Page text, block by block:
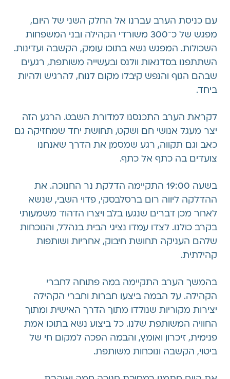
עם כניסת הערב עברנו אל החלק השני של היום,
מפגש של כ־300 משורדי הקהילה ובני המשפחות
השכולות. המפגש נשא בתוכו עומק, הקשבה ועדינות.
השתתפנו בסדנאות וולנס ובעשייה משותפת, רגעים
שבהם הגוף והנפש קיבלו מקום לנוח, להרגיש ולהיות
ביחד.
לקראת הערב התכנסנו למדורת השבט. הרגע הזה
יצר מעגל אנושי חם ושקט, תחושת יחד שמחזיקה גם
כאב וגם תקווה, רגע שמסמן את הדרך שאנחנו
צועדים בה כתף אל כתף.
בשעה 19:00 התקיימה הדלקת נר החנוכה. את
ההדלקה ליווה רום ברסלבסקי, פדוי השבי, שנשא
לאחר מכן דברים שנגעו בלב ויצרו הדהוד משמעותי
בקרב כולנו. לצדו עמדו נציגי הבית בנהלל, והנוכחות
שלהם העניקה תחושת חיבוק, אחריות ושותפות
קהילתית.
בהמשך הערב התקיימה במה פתוחה לחברי
הקהילה. על הבמה ביצעו חברות וחברי הקהילה
יצירות מקוריות שנולדו מתוך הדרך האישית ומתוך
החוויה המשותפת שלנו. כל ביצוע נשא בתוכו אמת
פנימית, זיכרון ואומץ, והבמה הפכה למקום חי של
ביטוי, הקשבה ונוכחות משותפת.